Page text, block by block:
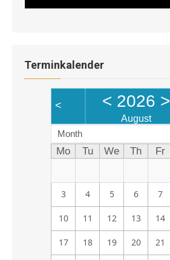
Terminkalender
< < 2026 >
August
Month
Mo Tu We Th Fr
3 4 5 6 7
10 11 12 13 14
17 18 19 20 21